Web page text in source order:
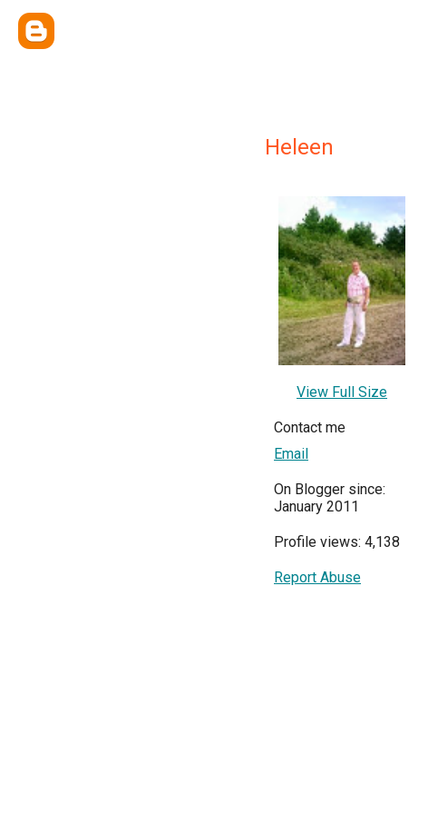
Heleen
View Full Size
Contact me
Email
On Blogger since:
January 2011
Profile views: 4,138
Report Abuse